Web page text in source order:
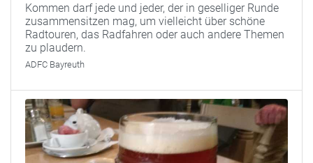
Kommen darf jede und jeder, der in geselliger Runde
zusammensitzen mag, um vielleicht über schöne
Radtouren, das Radfahren oder auch andere Themen
zu plaudern.
ADFC Bayreuth